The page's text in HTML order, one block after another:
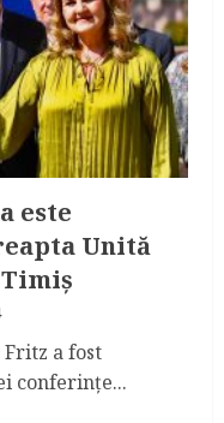
este
Unită
a fost
conferințe...